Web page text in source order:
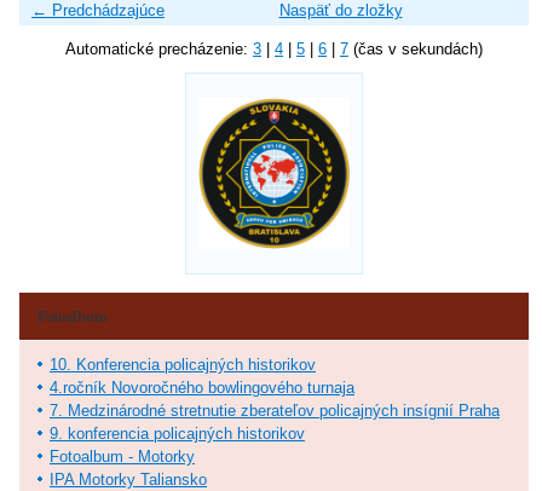
← Predchádzajúce Naspäť do zložky
Automatické precházenie: 3 4 5 6 7 (čas v sekundách)
Fotoalbum
10. Konferencia policajných historikov
4.ročník Novoročného bowlingového turnaja
7. Medzinárodné stretnutie zberateľov policajných insígnií Praha
9. konferencia policajných historikov
Fotoalbum - Motorky
IPA Motorky Taliansko